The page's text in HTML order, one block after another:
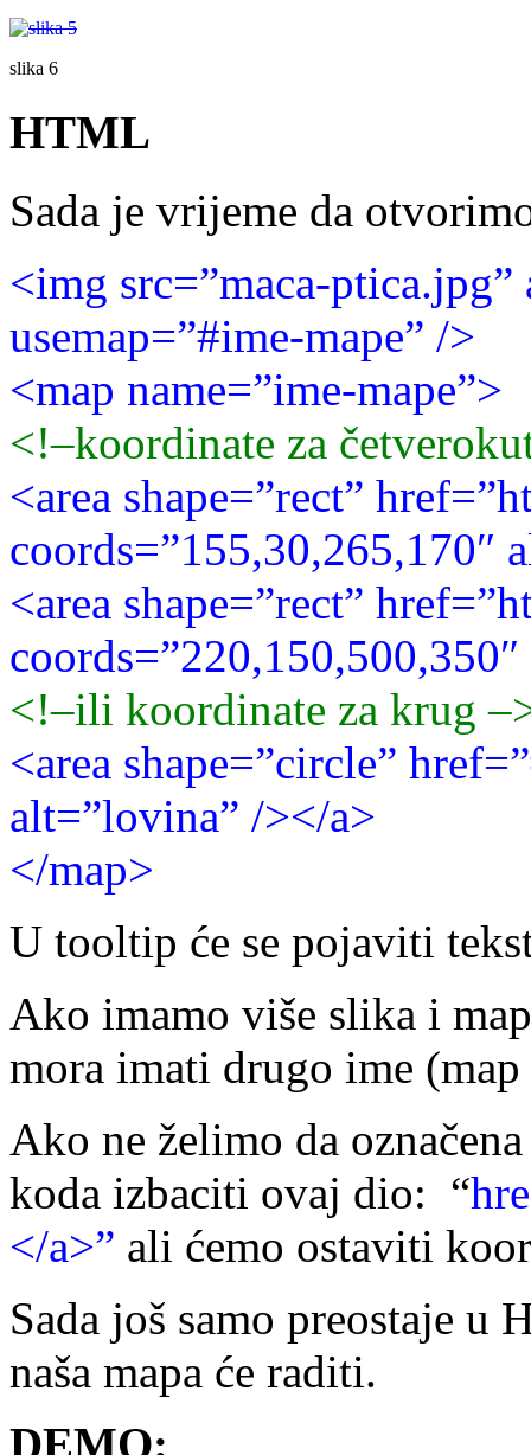
slika 6
HTML
Sada je vrijeme da
<img src=”maca-ptica.jpg”
usemap=”#ime-mape” />
<map name=”ime-mape”>
<!–koordinate za
<area shape=”rect”
coords=”155,30,265,170″
<area shape=”rect”
<!–ili koordinate za krug
<area shape=”circle”
alt=”lovina” /></a>
</map>
U tooltip će se pojaviti
Ako imamo više slika i
mora imati drugo ime (map
Ako ne želimo da
koda izbaciti ovaj dio: “
</a>” ali ćemo ostaviti
Sada još samo preostaje
naša mapa će raditi.
DEMO: